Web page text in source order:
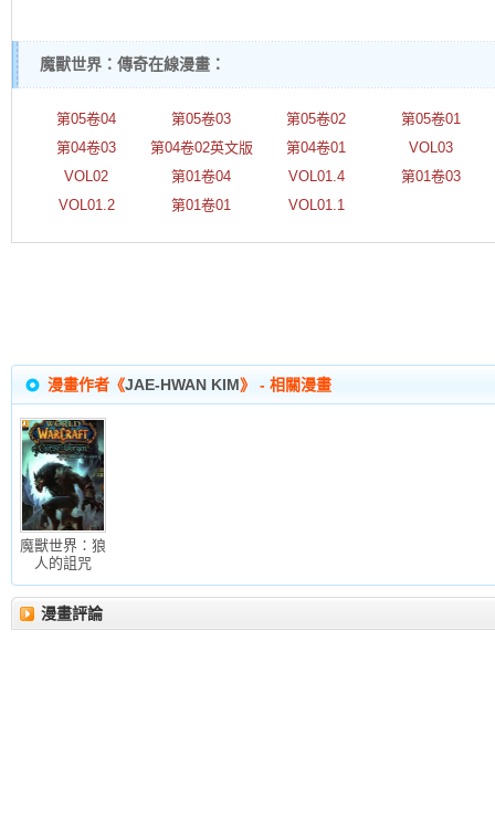
魔獸世界：傳奇在線漫畫：
第05卷04 第05卷03 第05卷02
第05卷01
第04卷03
第04卷02英文版 第04卷01
VOL03
VOL02
第01卷04 VOL01.4
第01卷03
VOL01.2
第01卷01 VOL01.1
漫畫作者《JAE-HWAN KIM》 - 相關漫畫
魔獸世界：狼
人的詛咒
漫畫評論